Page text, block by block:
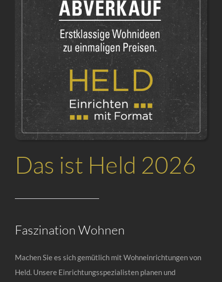
Das ist Held 2026
Faszination Wohnen
Machen Sie es sich gemütlich mit Wohneinrichtungen von
Held. Unsere Einrichtungsspezialisten planen und